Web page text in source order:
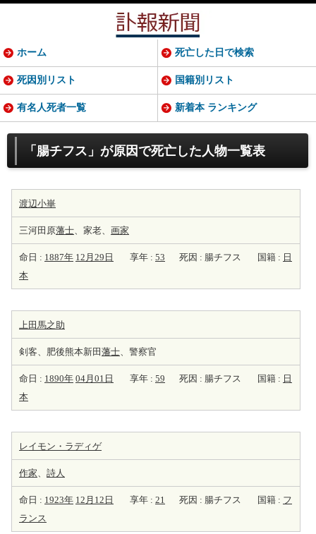
「腸チフス」が原因で死亡した人物一覧表
渡辺小崋
三河田原藩士、家老、 画家
命日 : 1887年 12月29日 享年 : 53 死因 : 腸チフス 国籍 : 日
本
上田馬之助
剣客、肥後熊本新田 藩士、警察官
命日 : 1890年 04月01日 享年 : 59 死因 : 腸チフス 国籍 : 日
本
レイモン・ラディゲ
作家、 詩人
命日 : 1923年 12月12日 享年 : 21 死因 : 腸チフス 国籍 : フ
ランス
ホーム 死亡した日で検索
死因別リスト 国籍別リスト
有名人死者一覧 新着本 ランキング